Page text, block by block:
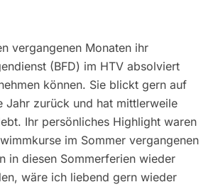
vergangenen Monaten ihr
(BFD) im HTV absolviert
können. Sie blickt gern auf
Jahr zurück und hat mittlerweile
Ihr persönliches Highlight waren
im Sommer vergangenen
in diesen Sommerferien wieder
wäre ich liebend gern wieder